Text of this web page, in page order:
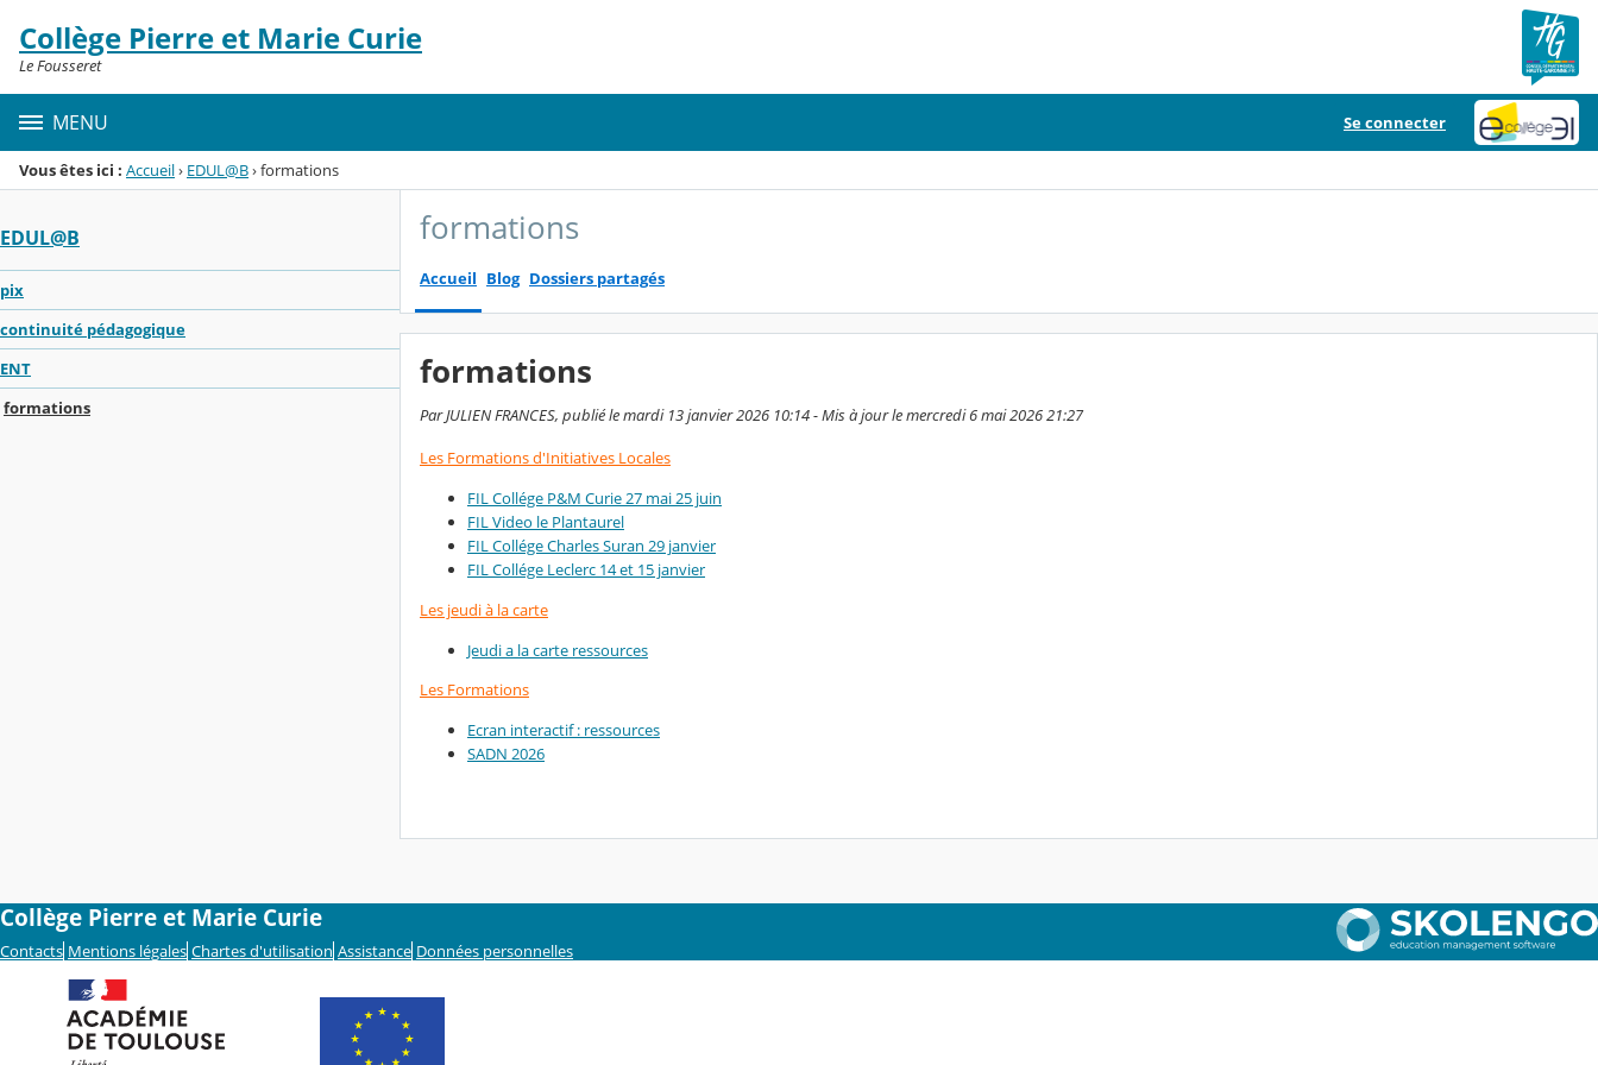
Menu de la rubrique
Contenu
Collège Pierre et Marie Curie
Le Fousseret
MENU Se connecter
Vous êtes ici : Accueil› EDUL@B›formations
EDUL@B
pix
continuité pédagogique
ENT
formations
formations
Accueil Blog Dossiers partagés
formations
Par JULIEN FRANCES, publié le mardi 13 janvier 2026 10:14 - Mis à jour le mercredi 6 mai 2026 21:27
Les Formations d'Initiatives Locales
FIL Collége P&M Curie 27 mai 25 juin
FIL Video le Plantaurel
FIL Collége Charles Suran 29 janvier
FIL Collége Leclerc 14 et 15 janvier
Les jeudi à la carte
Jeudi a la carte ressources
Les Formations
Ecran interactif : ressources
SADN 2026
Collège Pierre et Marie Curie
Contacts Mentions légales Chartes d'utilisation Assistance Données personnelles